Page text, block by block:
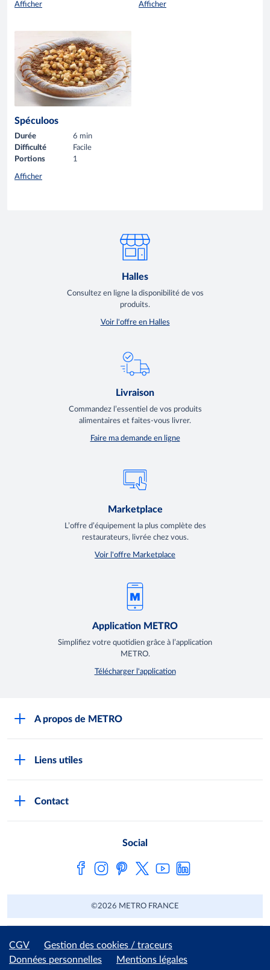
Afficher Afficher
Spéculoos
Durée
6 min
Difficulté
Facile
Portions
1
Afficher
Halles
Consultez en ligne la disponibilité de vos
produits.
Voir l'offre en Halles
Livraison
Commandez l’essentiel de vos produits
alimentaires et faites-vous livrer.
Faire ma demande en ligne
Marketplace
L’offre d’équipement la plus complète des
restaurateurs, livrée chez vous.
Voir l'offre Marketplace
Application METRO
Simplifiez votre quotidien grâce à l’application
METRO.
Télécharger l'application
A propos de METRO
Liens utiles
Fiches de données de sécurité
Contact
Social
©2026 METRO FRANCE
CGV
Gestion des cookies / traceurs
Données personnelles
Mentions légales